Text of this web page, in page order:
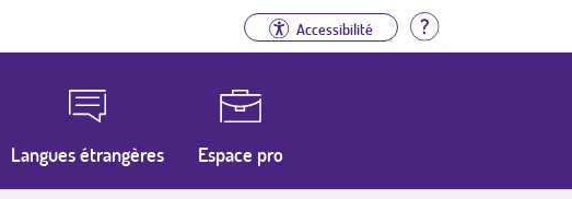
Accessibilité Aide
Langues étrangères Espace pro